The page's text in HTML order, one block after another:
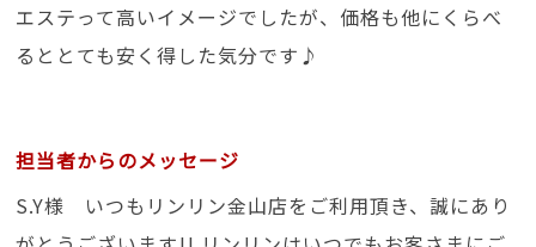
エステって高いイメージでしたが、価格も他にくらべ
るととても安く得した気分です♪
担当者からのメッセージ
S.Y様 いつもリンリン金山店をご利用頂き、誠にあり